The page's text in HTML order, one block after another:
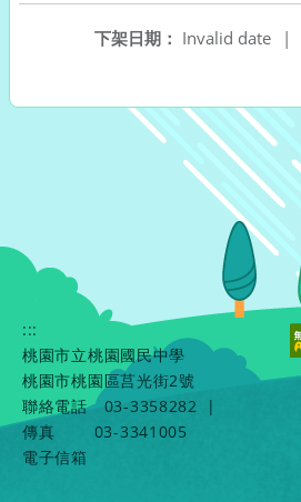
下架日期： Invalid date
|
:::
桃園市立桃園國民中學
桃園市桃園區莒光街2號
聯絡電話
03-3358282
|
傳真
03-3341005
電子信箱